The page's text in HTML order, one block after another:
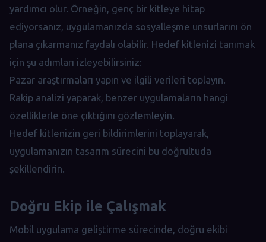
yardımcı olur. Örneğin, genç bir kitleye hitap
ediyorsanız, uygulamanızda sosyalleşme unsurlarını ön
plana çıkarmanız faydalı olabilir. Hedef kitlenizi tanımak
için şu adımları izleyebilirsiniz:
Pazar araştırmaları yapın ve ilgili verileri toplayın.
Rakip analizi yaparak, benzer uygulamaların hangi
özelliklerle öne çıktığını gözlemleyin.
Hedef kitlenizin geri bildirimlerini toplayarak,
uygulamanızın tasarım sürecini bu doğrultuda
şekillendirin.
Doğru Ekip ile Çalışmak
Mobil uygulama geliştirme sürecinde, doğru ekibi